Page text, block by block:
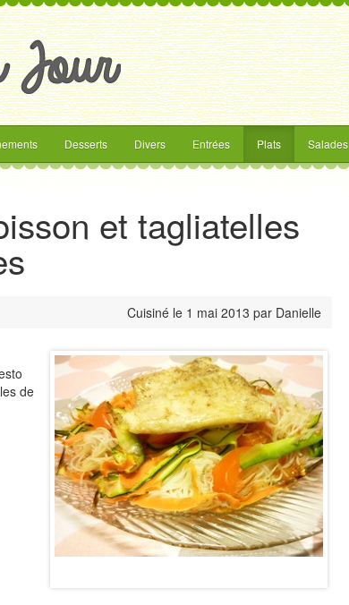
Desserts Divers Entrées Plats Salades
et tagliatelles
Cuisiné le 1 mai 2013 par Danielle
de